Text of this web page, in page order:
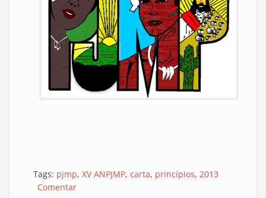
Tags: pjmp XV ANPJMP carta princípios 2013
Comentar